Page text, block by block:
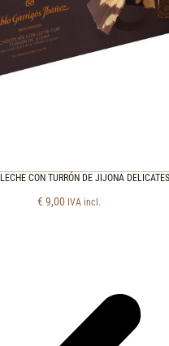
CON TURRÓN DE JIJONA
€ 9,00 IVA incl.